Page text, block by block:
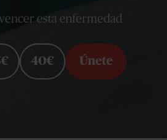
esta enfermedad